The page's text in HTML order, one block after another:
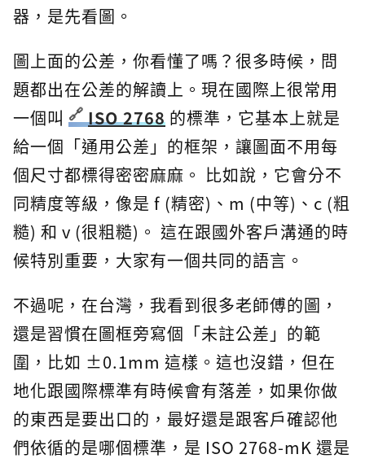
器，是先看圖。
圖上面的公差，你看懂了嗎？很多時候，問
題都出在公差的解讀上。現在國際上很常用
一個叫
ISO 2768 的標準，它基本上就是
給一個「通用公差」的框架，讓圖面不用每
個尺寸都標得密密麻麻。 比如說，它會分不
同精度等級，像是 f (精密)、m (中等)、c (粗
糙) 和 v (很粗糙)。 這在跟國外客戶溝通的時
候特別重要，大家有一個共同的語言。
不過呢，在台灣，我看到很多老師傅的圖，
還是習慣在圖框旁寫個「未註公差」的範
圍，比如 ±0.1mm 這樣。這也沒錯，但在
地化跟國際標準有時候會有落差，如果你做
的東西是要出口的，最好還是跟客戶確認他
們依循的是哪個標準，是 ISO 2768-mK 還是